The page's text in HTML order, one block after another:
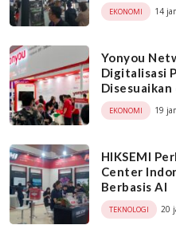
EKONOMI 14
Yonyou
Digitalisasi
Disesuaikan
EKONOMI 19
HIKSEMI
Center
Berbasis AI
TEKNOLOGI 20